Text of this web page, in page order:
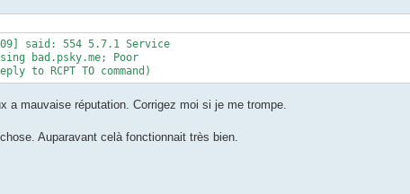
said: 554 5.7.1 Service
bad.psky.me; Poor
to RCPT TO command)
a mauvaise réputation. Corrigez moi si je me trompe.
Auparavant celà fonctionnait très bien.